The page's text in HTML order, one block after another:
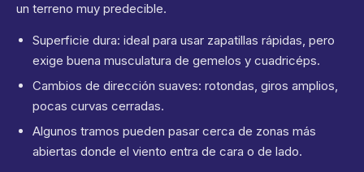
un terreno muy predecible.
Superficie dura: ideal para usar zapatillas rápidas, pero
exige buena musculatura de gemelos y cuadricéps.
Cambios de dirección suaves: rotondas, giros amplios,
pocas curvas cerradas.
Algunos tramos pueden pasar cerca de zonas más
abiertas donde el viento entra de cara o de lado.